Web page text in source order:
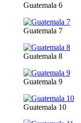
Guatemala 6
Guatemala 7
Guatemala 8
Guatemala 9
Guatemala 10